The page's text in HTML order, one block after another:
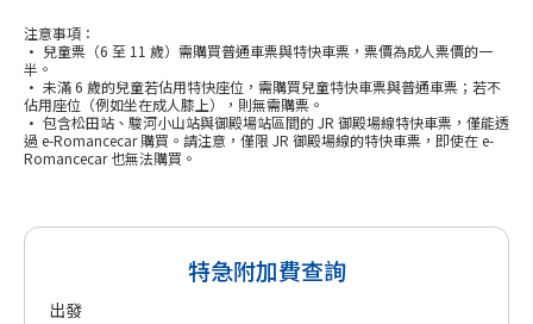
注意事項：
• 兒童票（6 至 11 歲）需購買普通車票與特快車票，票價為成人票價的一
半。
• 未滿 6 歲的兒童若佔用特快座位，需購買兒童特快車票與普通車票；若不
佔用座位（例如坐在成人膝上），則無需購票。
• 包含松田站、駿河小山站與御殿場站區間的 JR 御殿場線特快車票，僅能透
過 e-Romancecar 購買。請注意，僅限 JR 御殿場線的特快車票，即使在 e-
Romancecar 也無法購買。
特急附加費查詢
出發